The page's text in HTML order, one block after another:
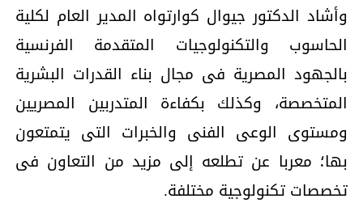
وأشاد الدكتور جيوال كوارتواه المدير العام لكلية
الحاسوب والتكنولوجيات المتقدمة الفرنسية
بالجهود المصرية فى مجال بناء القدرات البشرية
المتخصصة، وكذلك بكفاءة المتدربين المصريين
ومستوى الوعى الفنى والخبرات التى يتمتعون
بها؛ معربا عن تطلعه إلى مزيد من التعاون فى
تخصصات تكنولوجية مختلفة.